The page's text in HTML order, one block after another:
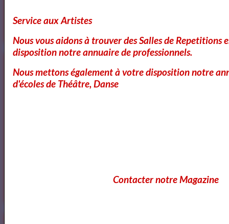
https://www.mylibreto.com/inicio
Service aux Artistes
Nous vous aidons à trouver des Salles de Repetitions
disposition notre annuaire de professionnels.
Nous mettons également à votre disposition notre
d'écoles de Théâtre, Danse
Contacter notre Magazine